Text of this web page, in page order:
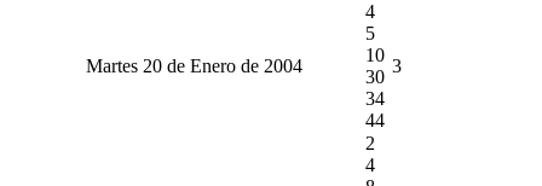
Martes 20 de Enero de 2004
4
5
10
30
34
44
3
2
4